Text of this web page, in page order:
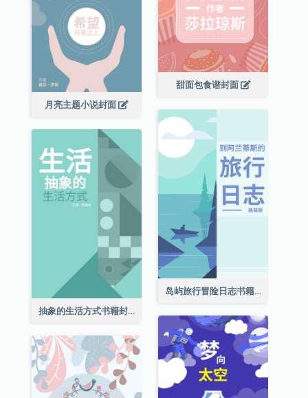
甜面包食谱封面
月亮主题小说封面
岛屿旅行冒险日志书籍封面
抽象的生活方式书籍封面